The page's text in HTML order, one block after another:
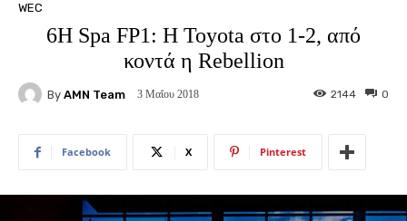
WEC
6H Spa FP1: Η Toyota στο 1-2, από
κοντά η Rebellion
By AMN Team 3 Μαΐου 2018 0
2144
Facebook X Pinterest